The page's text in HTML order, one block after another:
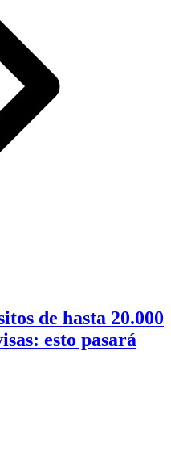
de hasta 20.000
esto pasará